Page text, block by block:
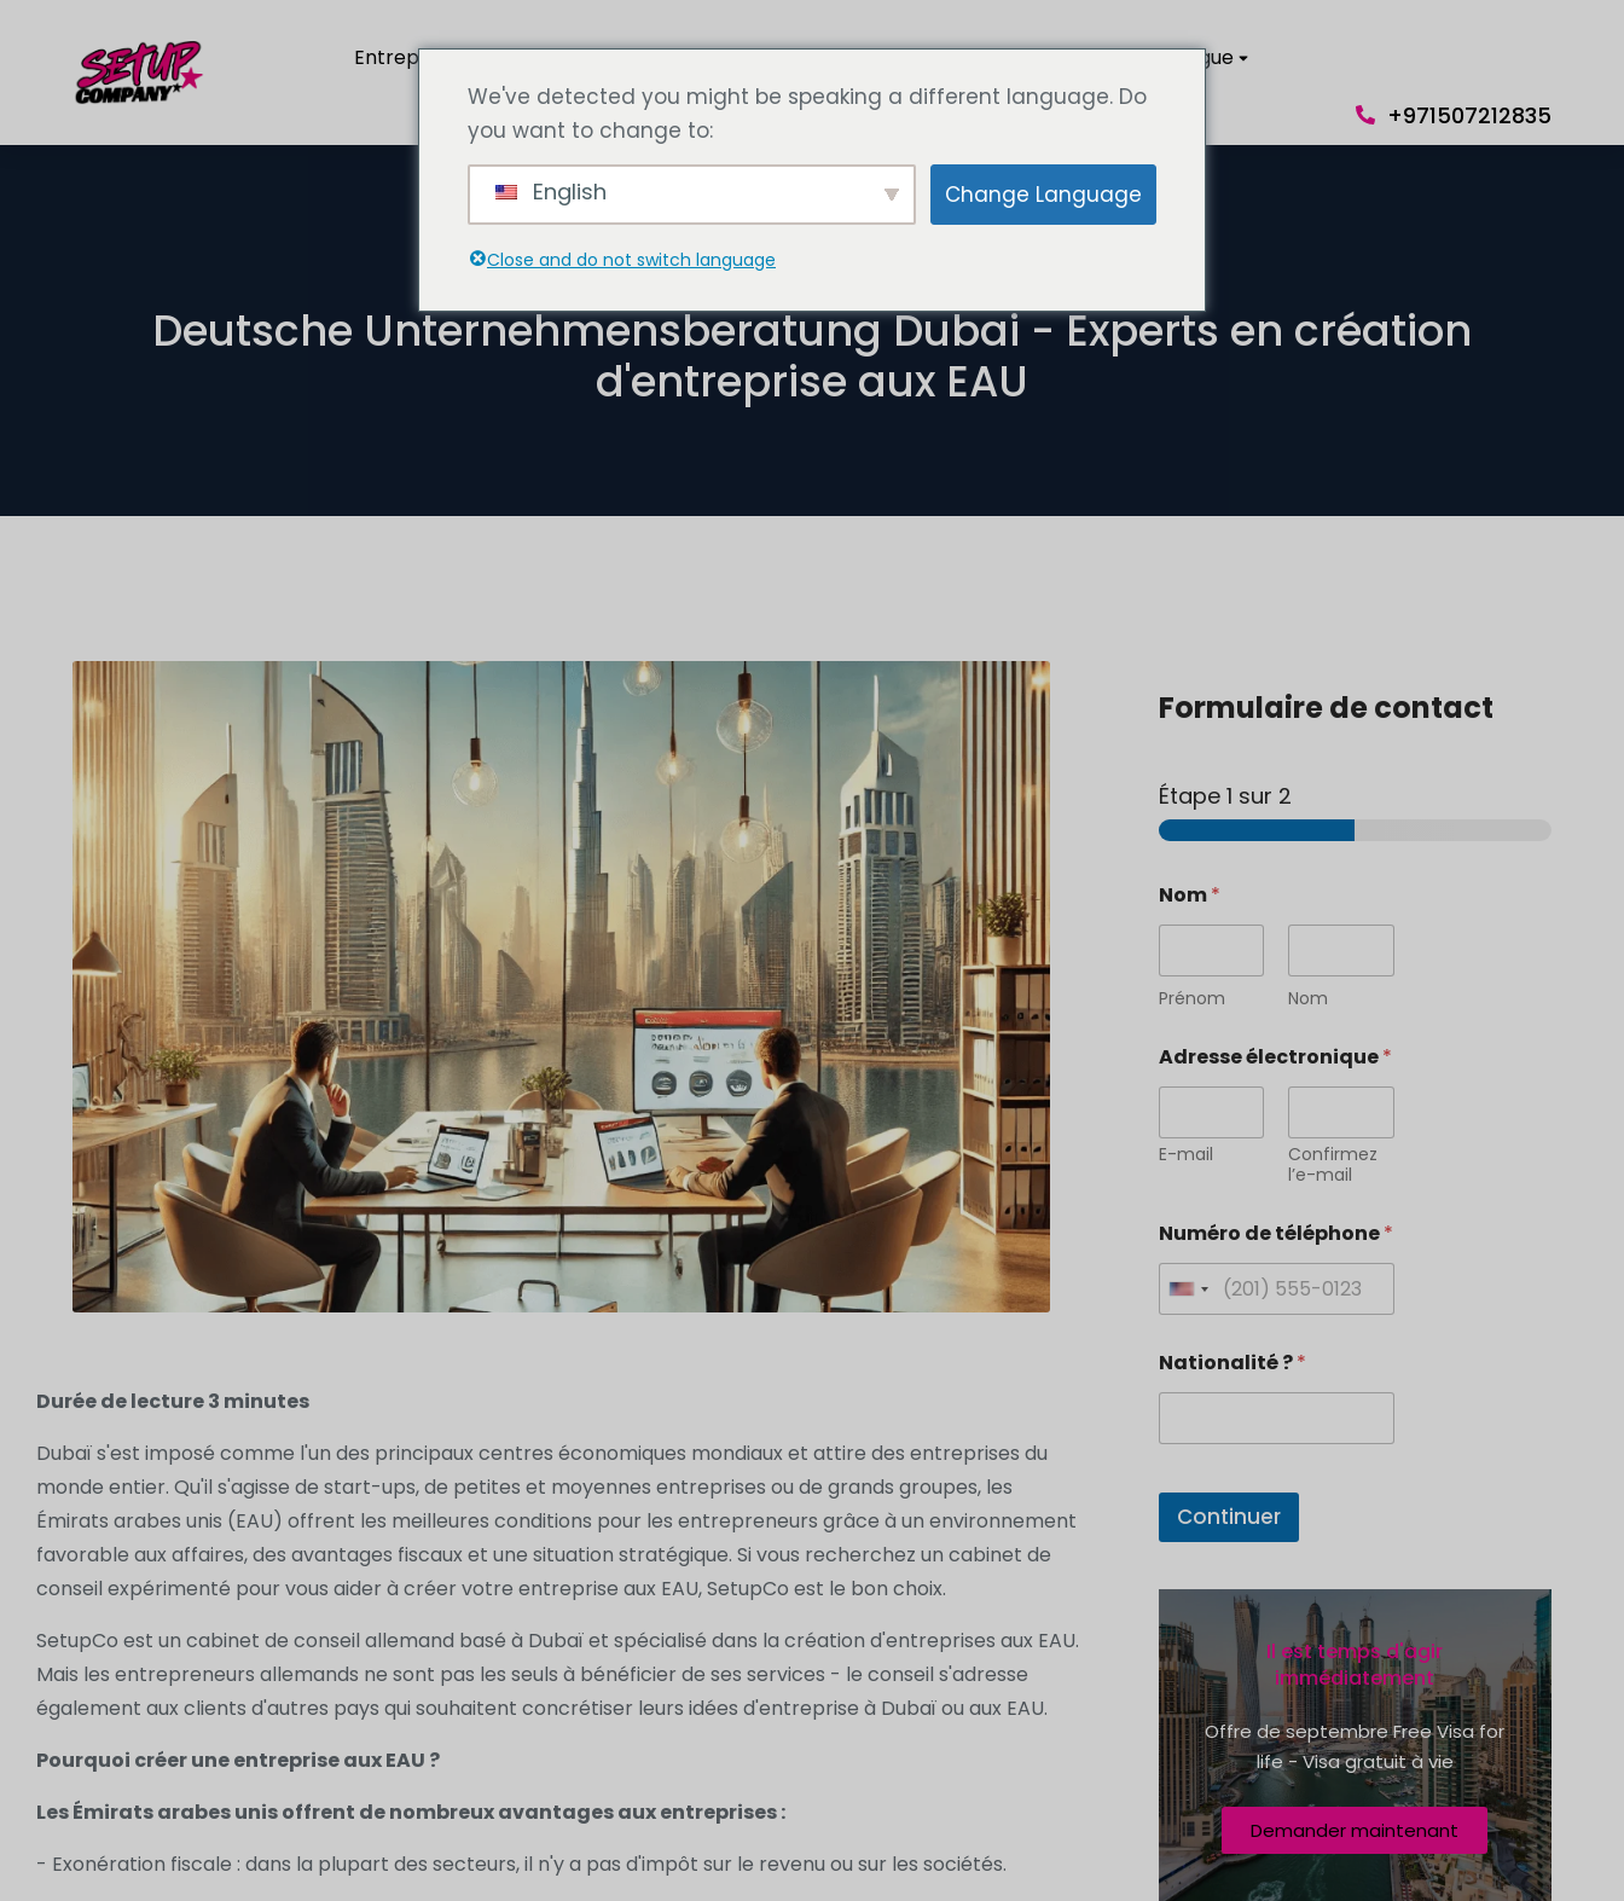
Entreprise Prestations Article Calculer le prix maintenant Contact Langue
+971507212835
décembre 11, 2024
Deutsche Unternehmensberatung Dubai - Experts en création
d'entreprise aux EAU
Durée de lecture3 minutes
Dubaï s'est imposé comme l'un des principaux centres économiques mondiaux et attire des entreprises du
monde entier. Qu'il s'agisse de start-ups, de petites et moyennes entreprises ou de grands groupes, les
Émirats arabes unis (EAU) offrent les meilleures conditions pour les entrepreneurs grâce à un environnement
favorable aux affaires, des avantages fiscaux et une situation stratégique. Si vous recherchez un cabinet de
conseil expérimenté pour vous aider à créer votre entreprise aux EAU, SetupCo est le bon choix.
SetupCo est un cabinet de conseil allemand basé à Dubaï et spécialisé dans la création d'entreprises aux EAU.
Mais les entrepreneurs allemands ne sont pas les seuls à bénéficier de ses services - le conseil s'adresse
également aux clients d'autres pays qui souhaitent concrétiser leurs idées d'entreprise à Dubaï ou aux EAU.
Pourquoi créer une entreprise aux EAU ?
Les Émirats arabes unis offrent de nombreux avantages aux entreprises :
- Exonération fiscale : dans la plupart des secteurs, il n'y a pas d'impôt sur le revenu ou sur les sociétés.
Formulaire de contact
Étape 1 sur 2
m
e
s
a
*
Nom*
Prénom Nom
Adresse électronique*
E-mail
Confirmez
l’e-mail
Numéro de téléphone*
U
i
t
e
s
+
1
Nationalité ?*
B
m
e
Continuer
Il est temps d'agir
immédiatement
Offre de septembre Free Visa for
life - Visa gratuit à vie
Demander maintenant
We've detected you might be speaking a different language. Do
you want to change to:
English Change Language
Close and do not switch language